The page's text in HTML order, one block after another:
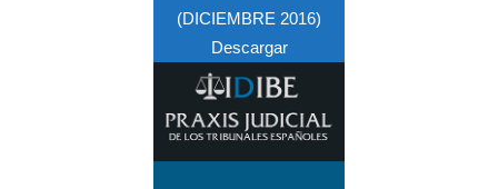
(DICIEMBRE 2016)
Descargar